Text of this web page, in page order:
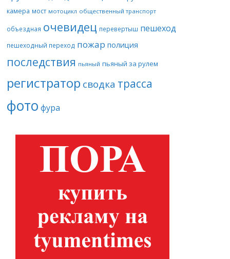
камера мост мотоцикл общественный транспорт
объездная очевидец перевертыш пешеход
пешеходный переход пожар полиция
последствия пьяный пьяный за рулем
регистратор сводка трасса
фото фура